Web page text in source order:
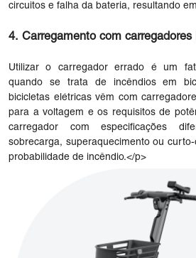
circuitos e falha da bateria, resultando
4. Carregamento com carregadores
Utilizar o carregador errado é um
quando se trata de incêndios em
bicicletas elétricas vêm com
para a voltagem e os requisitos de
carregador com especificações
sobrecarga, superaquecimento ou
probabilidade de incêndio.</p>